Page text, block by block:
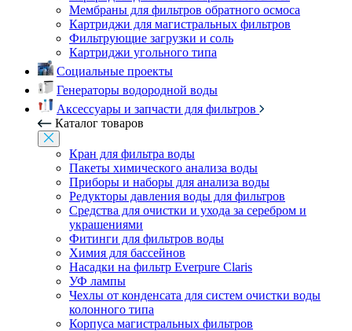
Мембраны для фильтров обратного осмоса
Картриджи для магистральных фильтров
Фильтрующие загрузки и соль
Картриджи угольного типа
Социальные проекты
Генераторы водородной воды
Аксессуары и запчасти для фильтров
Каталог товаров
Кран для фильтра воды
Пакеты химического анализа воды
Приборы и наборы для анализа воды
Редукторы давления воды для фильтров
Средства для очистки и ухода за серебром и
украшениями
Фитинги для фильтров воды
Химия для бассейнов
Насадки на фильтр Everpure Claris
УФ лампы
Чехлы от конденсата для систем очистки воды
колонного типа
Корпуса магистральных фильтров